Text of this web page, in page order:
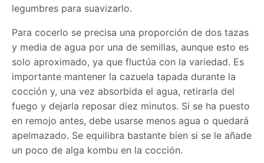
legumbres para suavizarlo.
Para cocerlo se precisa una proporción de dos tazas
y media de agua por una de semillas, aunque esto es
solo aproximado, ya que fluctúa con la variedad. Es
importante mantener la cazuela tapada durante la
cocción y, una vez absorbida el agua, retirarla del
fuego y dejarla reposar diez minutos. Si se ha puesto
en remojo antes, debe usarse menos agua o quedará
apelmazado. Se equilibra bastante bien si se le añade
un poco de alga kombu en la cocción.